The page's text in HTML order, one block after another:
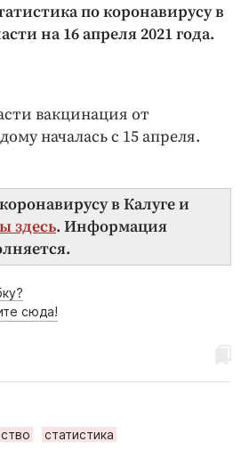
по коронавирусу в
на 16 апреля 2021 года.
вакцинация от
началась с 15 апреля.
в Калуге и
здесь. Информация
сюда!
статистика